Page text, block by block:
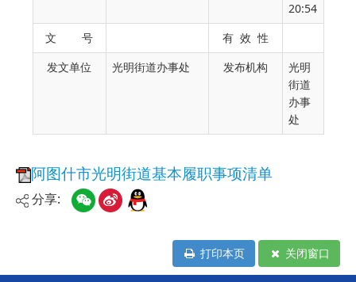
20:54
文 号
有 效 性
发文单位
光明街道办事处 发布机构
光明
街道
办事
处
阿图什市光明街道基本履职事项清单
分享:
打印本页 关闭窗口